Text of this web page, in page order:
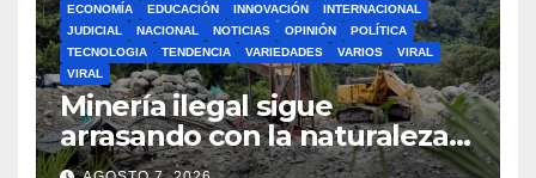
ECONOMÍA
EDUCACIÓN INNOVACIÓN
INTERNACIONAL
JUDICIAL
NACIONAL NOTICIAS OPINIÓN
POLÍTICA
TECNOLOGIA
TENDENCIA VARIEDADES VARIOS
VIRAL
VIRAL
Minería ilegal sigue
arrasando con la naturaleza
en el departamento de